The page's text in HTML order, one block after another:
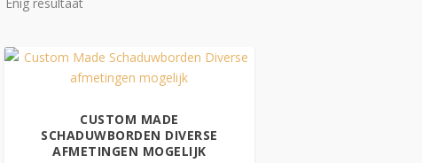
CUSTOM MADE
SCHADUWBORDEN DIVERSE
AFMETINGEN MOGELIJK